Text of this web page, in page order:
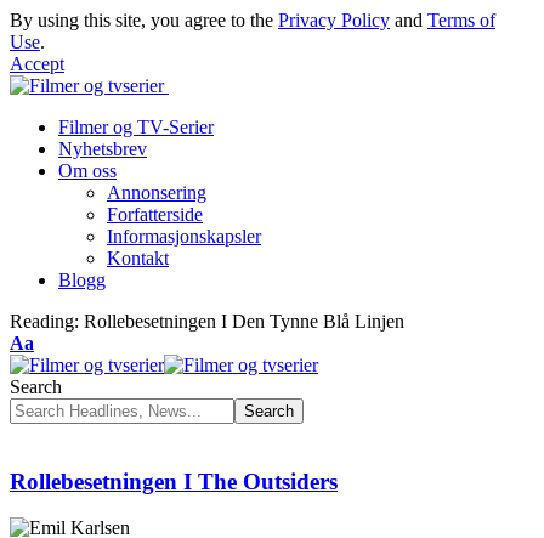
By using this site, you agree to the Privacy Policy and Terms of
Use.
Accept
Filmer og TV-Serier
Nyhetsbrev
Om oss
Annonsering
Forfatterside
Informasjonskapsler
Kontakt
Blogg
Reading: Rollebesetningen I Den Tynne Blå Linjen
Font
Resizer
Aa
Search
Rollebesetningen I The Outsiders